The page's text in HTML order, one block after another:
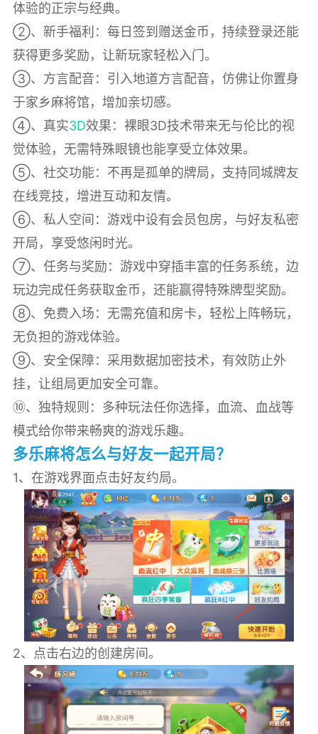
体验的正宗与经典。
②、新手福利：每日签到赠送金币，持续登录还能
获得更多奖励，让新玩家轻松入门。
③、方言配音：引入地道方言配音，仿佛让你置身
于家乡麻将馆，增加亲切感。
④、真实3D效果：裸眼3D技术带来无与伦比的视
觉体验，无需特殊眼镜也能享受立体效果。
⑤、社交功能：不再是孤单的牌局，支持同城牌友
在线竞技，增进互动和友情。
⑥、私人空间：游戏中设有会员包房，与好友私密
开局，享受悠闲时光。
⑦、任务与奖励：游戏中穿插丰富的任务系统，边
玩边完成任务获取金币，还能赢得特殊牌型奖励。
⑧、免费入场：无需充值和房卡，轻松上阵畅玩，
无负担的游戏体验。
⑨、安全保障：采用数据加密技术，有效防止外
挂，让组局更加安全可靠。
⑩、独特规则：多种玩法任你选择，血流、血战等
模式给你带来畅爽的游戏乐趣。
多乐麻将怎么与好友一起开局？
1、在游戏界面点击好友约局。
2、点击右边的创建房间。